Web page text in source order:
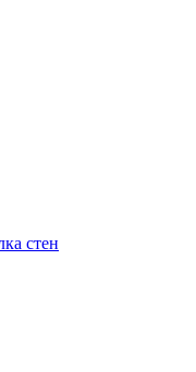
стен